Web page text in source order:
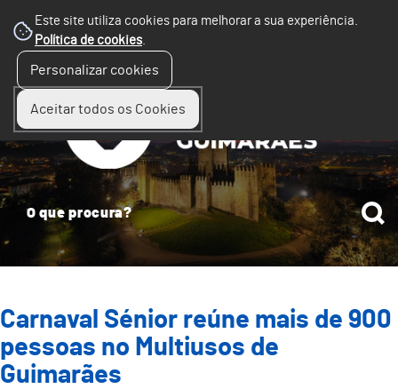
Este site utiliza cookies para melhorar a sua experiência.
Política de cookies.
Personalizar cookies
Aceitar todos os Cookies
Carnaval Sénior reúne mais de 900
pessoas no Multiusos de
Guimarães